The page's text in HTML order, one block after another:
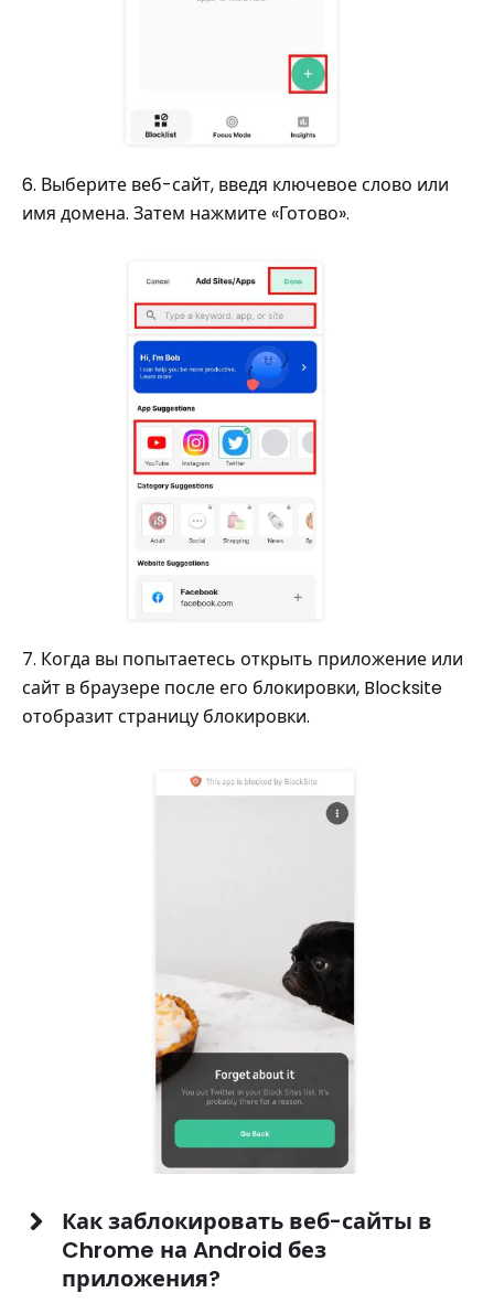
6. Выберите веб-сайт, введя ключевое слово или
имя домена. Затем нажмите «Готово».
7. Когда вы попытаетесь открыть приложение или
сайт в браузере после его блокировки, Blocksite
отобразит страницу блокировки.
Как заблокировать веб-сайты в
Chrome на Android без
приложения?